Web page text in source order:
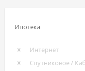
Ипотека
Интернет